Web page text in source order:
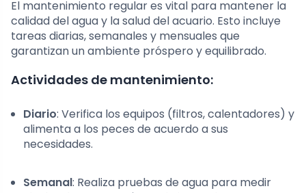
El mantenimiento regular es vital para mantener la
calidad del agua y la salud del acuario. Esto incluye
tareas diarias, semanales y mensuales que
garantizan un ambiente próspero y equilibrado.
Actividades de mantenimiento:
Diario: Verifica los equipos (filtros, calentadores) y
alimenta a los peces de acuerdo a sus
necesidades.
Semanal: Realiza pruebas de agua para medir